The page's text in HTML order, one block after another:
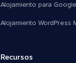
Alojamiento para
Alojamiento WordPress
Recursos